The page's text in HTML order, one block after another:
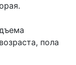
пола